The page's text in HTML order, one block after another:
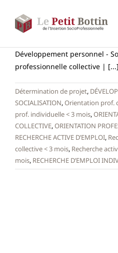
contenu
Accueil
Types d’organismes
Organismes
Secteurs
Développement personnel -
professionnelle collective | [...]
Détermination de projet,
SOCIALISATION,Orientation prof.
prof. individuelle < 3 mois,
COLLECTIVE,ORIENTATION
RECHERCHE ACTIVE D’EMPLOI,
collective < 3 mois, Recherche
mois, RECHERCHE D’EMPLOI